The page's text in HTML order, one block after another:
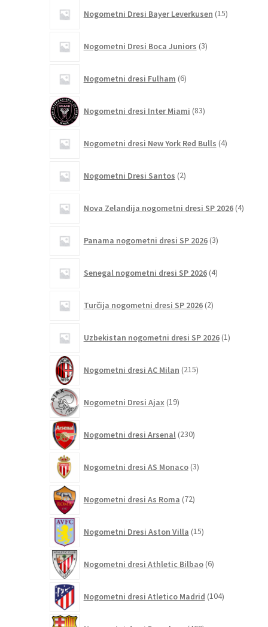
Nogometni Dresi Bayer Leverkusen 15izdelkov
Nogometni Dresi Boca Juniors 3izdelki
Nogometni dresi Fulham 6izdelkov
Nogometni dresi Inter Miami 83izdelkov
Nogometni dresi New York Red Bulls 4izdelki
Nogometni Dresi Santos 2izdelka
Nova Zelandija nogometni dresi SP 2026 4izdelki
Panama nogometni dresi SP 2026 3izdelki
Senegal nogometni dresi SP 2026 4izdelki
Turčija nogometni dresi SP 2026 2izdelka
Uzbekistan nogometni dresi SP 2026 1izdelek
Nogometni dresi AC Milan 215izdelkov
Nogometni Dresi Ajax 19izdelkov
Nogometni dresi Arsenal 230izdelkov
Nogometni dresi AS Monaco 3izdelki
Nogometni dresi As Roma 72izdelkov
Nogometni Dresi Aston Villa 15izdelkov
Nogometni dresi Athletic Bilbao 6izdelkov
Nogometni dresi Atletico Madrid 104izdelki